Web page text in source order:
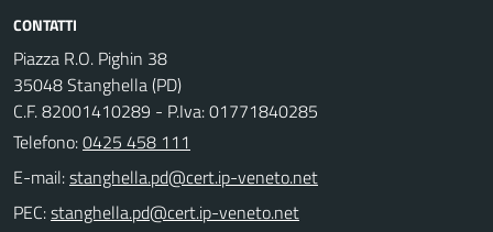
CONTATTI
Piazza R.O. Pighin 38
35048 Stanghella (PD)
C.F. 82001410289 - P.Iva: 01771840285
Telefono:0425 458 111
E-mail:
PEC: